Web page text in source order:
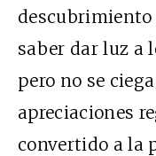
descubrimiento
saber dar luz a
pero no se
apreciaciones
convertido a la